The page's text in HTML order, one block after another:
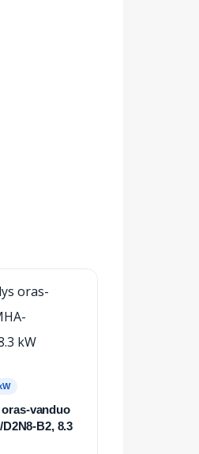
vanduo
B2, 8.3